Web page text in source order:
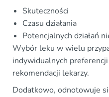
Skuteczności
Czasu działania
Potencjalnych działań
Wybór leku w wielu
indywidualnych
rekomendacji lekarzy.
Dodatkowo, odnotowuje